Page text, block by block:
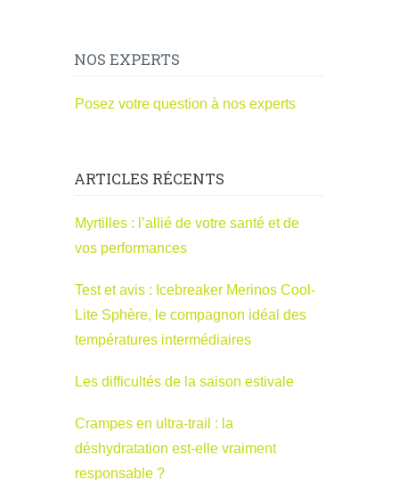
NOS EXPERTS
Posez votre question à nos experts
ARTICLES RÉCENTS
Myrtilles : l’allié de votre santé et de
vos performances
Test et avis : Icebreaker Merinos Cool-
Lite Sphère, le compagnon idéal des
températures intermédiaires
Les difficultés de la saison estivale
Crampes en ultra-trail : la
déshydratation est-elle vraiment
responsable ?